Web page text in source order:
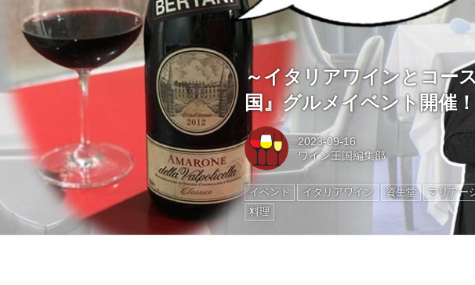
～イタリアワインとコー
国』グルメイベント開催
2023-09-16
ワイン王国編集部
イベント イタリアワイン 資生堂 マリアー
料理